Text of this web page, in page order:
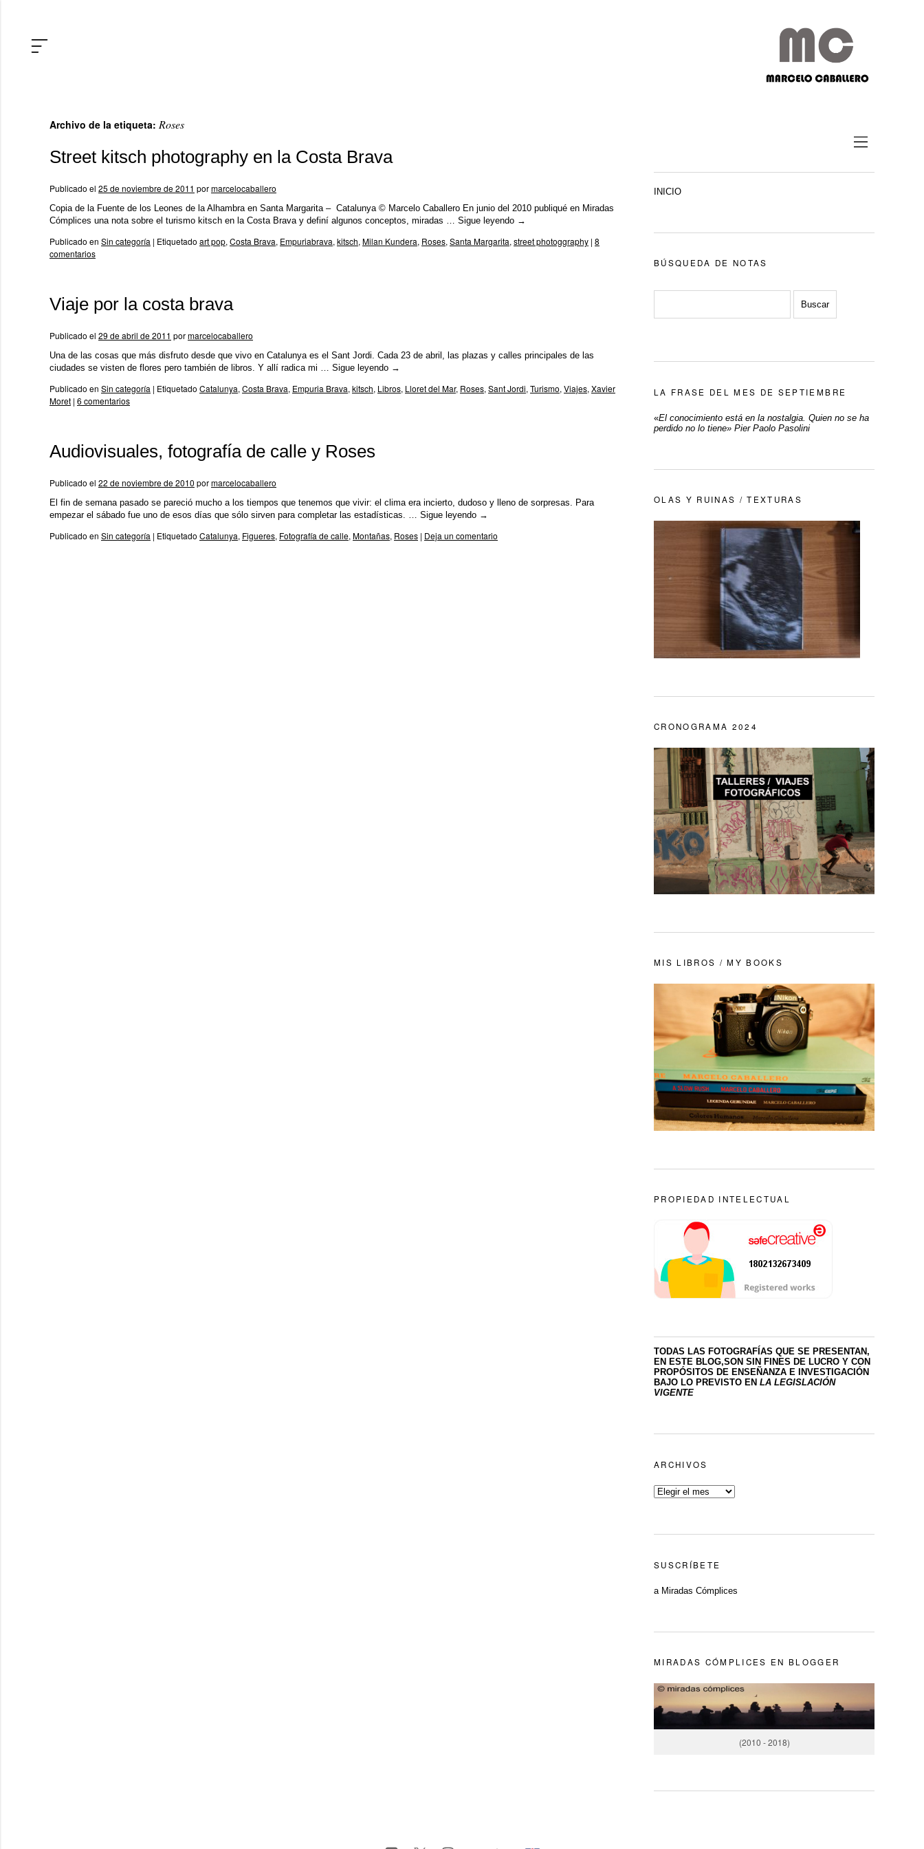
Archivo de la etiqueta: Roses
Street kitsch photography en la Costa Brava
Publicado el 25 de noviembre de 2011 pormarcelocaballero
Copia de la Fuente de los Leones de la Alhambra en Santa Margarita – Catalunya © Marcelo Caballero En junio del 2010 publiqué en Miradas
Cómplices una nota sobre el turismo kitsch en la Costa Brava y definí algunos conceptos, miradas … Sigue leyendo →
Publicado en Sin categoría | Etiquetado art pop, Costa Brava, Empuriabrava, kitsch, Milan Kundera, Roses, Santa Margarita, street photoggraphy | 8
comentarios
Viaje por la costa brava
Publicado el 29 de abril de 2011 pormarcelocaballero
Una de las cosas que más disfruto desde que vivo en Catalunya es el Sant Jordi. Cada 23 de abril, las plazas y calles principales de las
ciudades se visten de flores pero también de libros. Y allí radica mi … Sigue leyendo →
Publicado en Sin categoría | Etiquetado Catalunya, Costa Brava, Empuria Brava, kitsch, Libros, Lloret del Mar, Roses, Sant Jordi, Turismo, Viajes, Xavier
Moret | 6 comentarios
Audiovisuales, fotografía de calle y Roses
Publicado el 22 de noviembre de 2010 pormarcelocaballero
El fin de semana pasado se pareció mucho a los tiempos que tenemos que vivir: el clima era incierto, dudoso y lleno de sorpresas. Para
empezar el sábado fue uno de esos días que sólo sirven para completar las estadísticas. … Sigue leyendo →
Publicado en Sin categoría | Etiquetado Catalunya, Figueres, Fotografía de calle, Montañas, Roses | Deja un comentario
INICIO
BÚSQUEDA DE NOTAS
LA FRASE DEL MES DE SEPTIEMBRE
«El conocimiento está en la nostalgia. Quien no se ha
perdido no lo tiene» Pier Paolo Pasolini
OLAS Y RUINAS / TEXTURAS
CRONOGRAMA 2024
MIS LIBROS / MY BOOKS
PROPIEDAD INTELECTUAL
TODAS LAS FOTOGRAFÍAS QUE SE PRESENTAN,
EN ESTE BLOG,SON SIN FINES DE LUCRO Y CON
PROPÓSITOS DE ENSEÑANZA E INVESTIGACIÓN
BAJO LO PREVISTO EN LA LEGISLACIÓN
VIGENTE
ARCHIVOS
SUSCRÍBETE
a Miradas Cómplices
MIRADAS CÓMPLICES EN BLOGGER
(2010 - 2018)